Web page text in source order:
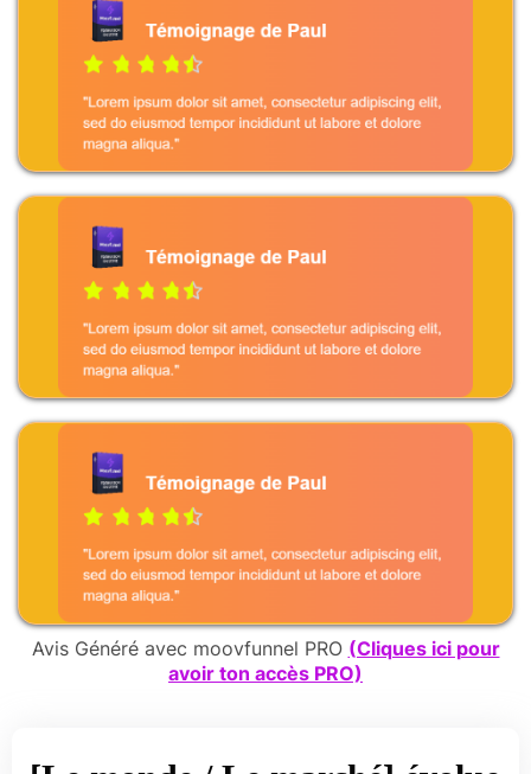
Avis Généré avec moovfunnel PRO (Cliques ici pour
avoir ton accès PRO)